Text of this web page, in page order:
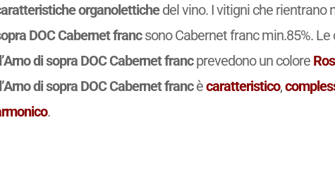
organolettichedel vino. I vitigni che rientrano
DOC Cabernet francsono Cabernet franc min.85%.
di sopra DOC Cabernet francprevedono un colore
di sopra DOC Cabernet francècaratteristico,
.